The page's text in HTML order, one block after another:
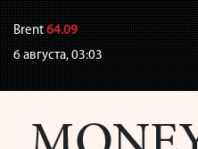
Brent64.09
6 августа,03:03